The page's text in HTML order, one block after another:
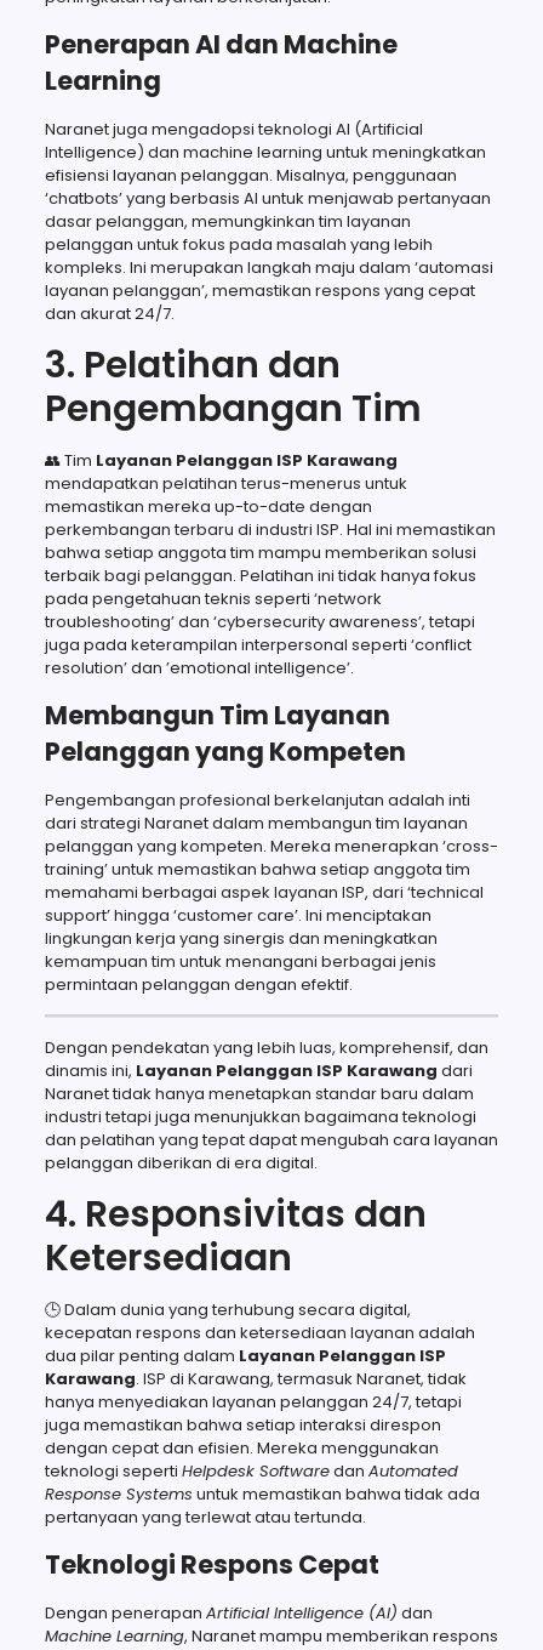
Penerapan AI dan Machine
Learning
Naranet juga mengadopsi teknologi AI (Artificial
Intelligence) dan machine learning untuk meningkatkan
efisiensi layanan pelanggan. Misalnya, penggunaan
‘chatbots’ yang berbasis AI untuk menjawab pertanyaan
dasar pelanggan, memungkinkan tim layanan
pelanggan untuk fokus pada masalah yang lebih
kompleks. Ini merupakan langkah maju dalam ‘automasi
layanan pelanggan’, memastikan respons yang cepat
dan akurat 24/7.
3. Pelatihan dan
Pengembangan Tim
👥 Tim Layanan Pelanggan ISP Karawang
mendapatkan pelatihan terus-menerus untuk
memastikan mereka up-to-date dengan
perkembangan terbaru di industri ISP. Hal ini memastikan
bahwa setiap anggota tim mampu memberikan solusi
terbaik bagi pelanggan. Pelatihan ini tidak hanya fokus
pada pengetahuan teknis seperti ‘network
troubleshooting’ dan ‘cybersecurity awareness’, tetapi
juga pada keterampilan interpersonal seperti ‘conflict
resolution’ dan ’emotional intelligence’.
Membangun Tim Layanan
Pelanggan yang Kompeten
Pengembangan profesional berkelanjutan adalah inti
dari strategi Naranet dalam membangun tim layanan
pelanggan yang kompeten. Mereka menerapkan ‘cross-
training’ untuk memastikan bahwa setiap anggota tim
memahami berbagai aspek layanan ISP, dari ‘technical
support’ hingga ‘customer care’. Ini menciptakan
lingkungan kerja yang sinergis dan meningkatkan
kemampuan tim untuk menangani berbagai jenis
permintaan pelanggan dengan efektif.
Dengan pendekatan yang lebih luas, komprehensif, dan
dinamis ini, Layanan Pelanggan ISP Karawang dari
Naranet tidak hanya menetapkan standar baru dalam
industri tetapi juga menunjukkan bagaimana teknologi
dan pelatihan yang tepat dapat mengubah cara layanan
pelanggan diberikan di era digital.
4. Responsivitas dan
Ketersediaan
🕒 Dalam dunia yang terhubung secara digital,
kecepatan respons dan ketersediaan layanan adalah
dua pilar penting dalam Layanan Pelanggan ISP
Karawang. ISP di Karawang, termasuk Naranet, tidak
hanya menyediakan layanan pelanggan 24/7, tetapi
juga memastikan bahwa setiap interaksi direspon
dengan cepat dan efisien. Mereka menggunakan
teknologi seperti Helpdesk Softwaredan Automated
Response Systems untuk memastikan bahwa tidak ada
pertanyaan yang terlewat atau tertunda.
Teknologi Respons Cepat
Dengan penerapan Artificial Intelligence (AI) dan
Machine Learning, Naranet mampu memberikan respons